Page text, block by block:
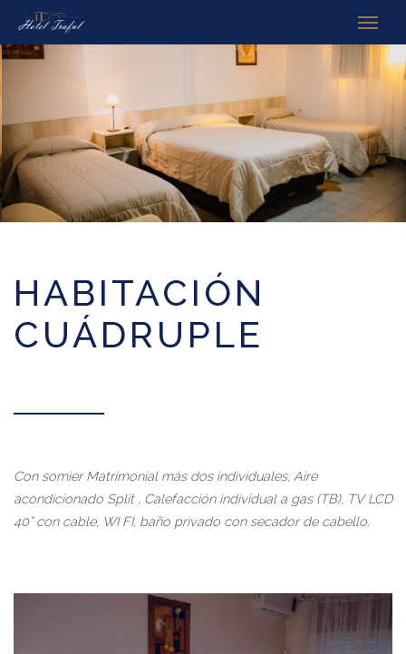
HABITACIÓN
CUÁDRUPLE
Con somier Matrimonial más dos individuales, Aire
acondicionado Split , Calefacción individual a gas (TB), TV LCD
40” con cable, WI FI, baño privado con secador de cabello.